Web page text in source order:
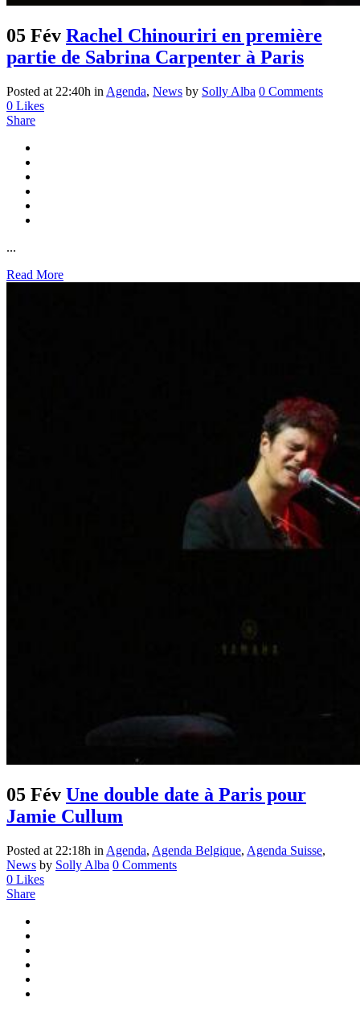
05 Fév Rachel Chinouriri en première
partie de Sabrina Carpenter à Paris
Posted at 22:40h in Agenda, News by Solly Alba 0 Comments
0 Likes
Share
...
Read More
05 Fév Une double date à Paris pour
Jamie Cullum
Posted at 22:18h in Agenda, Agenda Belgique, Agenda Suisse,
News by Solly Alba 0 Comments
0 Likes
Share